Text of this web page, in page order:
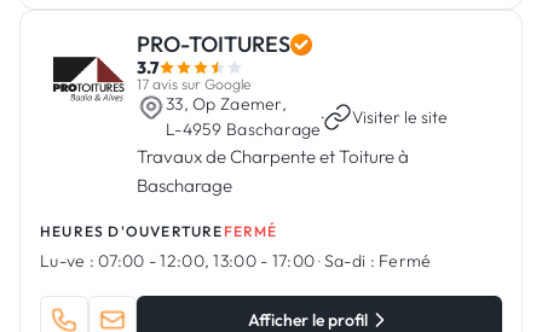
PRO-TOITURES
3.7
17 avis sur Google
33, Op Zaemer,
L-4959 Bascharage
· Visiter le site
Travaux de Charpente et Toiture à
Bascharage
HEURES D'OUVERTURE FERMÉ
Lu-ve : 07:00 - 12:00, 13:00 - 17:00·Sa-di : Fermé
Afficher le profil